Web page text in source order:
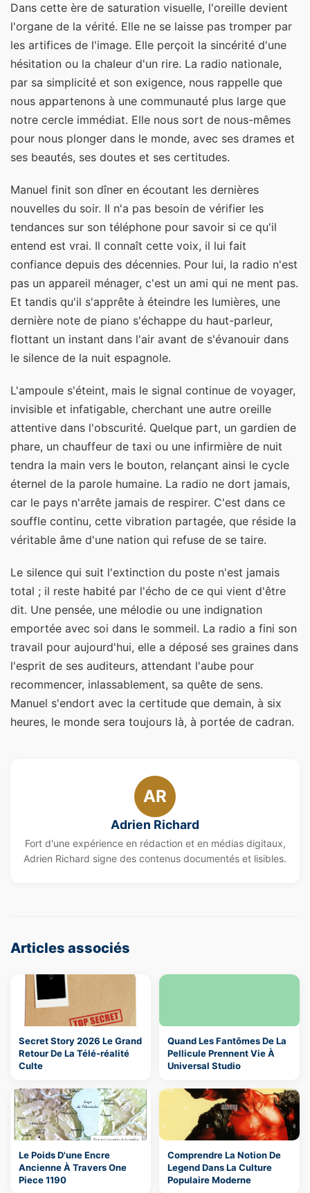
Dans cette ère de saturation visuelle, l'oreille devient
l'organe de la vérité. Elle ne se laisse pas tromper par
les artifices de l'image. Elle perçoit la sincérité d'une
hésitation ou la chaleur d'un rire. La radio nationale,
par sa simplicité et son exigence, nous rappelle que
nous appartenons à une communauté plus large que
notre cercle immédiat. Elle nous sort de nous-mêmes
pour nous plonger dans le monde, avec ses drames et
ses beautés, ses doutes et ses certitudes.
Manuel finit son dîner en écoutant les dernières
nouvelles du soir. Il n'a pas besoin de vérifier les
tendances sur son téléphone pour savoir si ce qu'il
entend est vrai. Il connaît cette voix, il lui fait
confiance depuis des décennies. Pour lui, la radio n'est
pas un appareil ménager, c'est un ami qui ne ment pas.
Et tandis qu'il s'apprête à éteindre les lumières, une
dernière note de piano s'échappe du haut-parleur,
flottant un instant dans l'air avant de s'évanouir dans
le silence de la nuit espagnole.
L'ampoule s'éteint, mais le signal continue de voyager,
invisible et infatigable, cherchant une autre oreille
attentive dans l'obscurité. Quelque part, un gardien de
phare, un chauffeur de taxi ou une infirmière de nuit
tendra la main vers le bouton, relançant ainsi le cycle
éternel de la parole humaine. La radio ne dort jamais,
car le pays n'arrête jamais de respirer. C'est dans ce
souffle continu, cette vibration partagée, que réside la
véritable âme d'une nation qui refuse de se taire.
Le silence qui suit l'extinction du poste n'est jamais
total ; il reste habité par l'écho de ce qui vient d'être
dit. Une pensée, une mélodie ou une indignation
emportée avec soi dans le sommeil. La radio a fini son
travail pour aujourd'hui, elle a déposé ses graines dans
l'esprit de ses auditeurs, attendant l'aube pour
recommencer, inlassablement, sa quête de sens.
Manuel s'endort avec la certitude que demain, à six
heures, le monde sera toujours là, à portée de cadran.
AR
Adrien Richard
Fort d'une expérience en rédaction et en médias digitaux,
Adrien Richard signe des contenus documentés et lisibles.
Articles associés
Secret Story 2026 Le Grand
Retour De La Télé-réalité
Culte
Quand Les Fantômes De La
Pellicule Prennent Vie À
Universal Studio
Le Poids D'une Encre
Ancienne À Travers One
Piece 1190
Comprendre La Notion De
Legend Dans La Culture
Populaire Moderne